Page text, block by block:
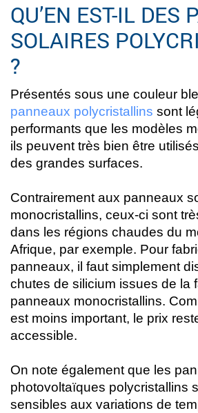
QU’EN EST-IL DES
SOLAIRES
?
Présentés sous une couleur
panneaux polycristallins sont
performants que les modèles
ils peuvent très bien être
des grandes surfaces.
Contrairement aux panneaux
monocristallins, ceux-ci sont
dans les régions chaudes du
Afrique, par exemple. Pour
panneaux, il faut simplement
chutes de silicium issues de la
panneaux monocristallins.
est moins important, le prix
accessible.
On note également que les
photovoltaïques polycristallins
sensibles aux variations de